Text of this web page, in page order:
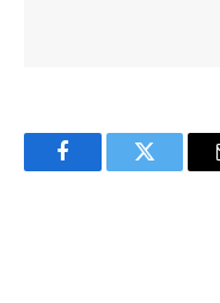
FacebookTwitter